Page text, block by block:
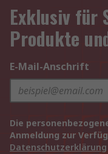
Exklusiv für
Produkte
E-Mail-Anschrift
Die
Anmeldung zur
Datenschutzerklärung